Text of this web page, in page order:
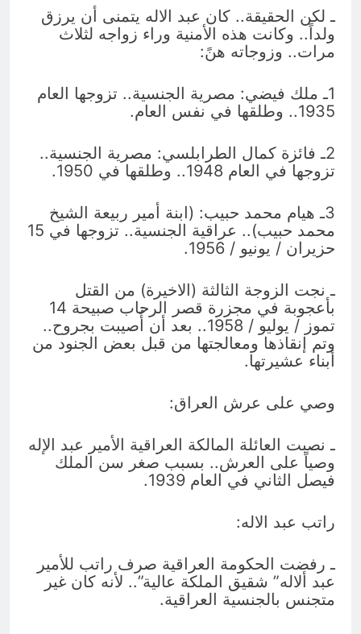
ـ لكن الحقيقة.. كان عبد الاله يتمنى أن يرزق
ولداً.. وكانت هذه الأمنية وراء زواجه لثلاث
مرات.. وزوجاته هنً:
1ـ ملك فيضي: مصرية الجنسية.. تزوجها العام
1935.. وطلقها في نفس العام.
2ـ فائزة كمال الطرابلسي: مصرية الجنسية..
تزوجها في العام 1948.. وطلقها في 1950.
3ـ هيام محمد حبيب: (ابنة أمير ربيعة الشيخ
محمد حبيب).. عراقية الجنسية.. تزوجها في 15
حزيران / يونيو / 1956.
ـ نجت الزوجة الثالثة (الاخيرة) من القتل
بأعجوبة في مجزرة قصر الرحاب صبيحة 14
تموز / يوليو / 1958.. بعد أن أُصيبت بجروح..
وتم إنقاذها ومعالجتها من قبل بعض الجنود من
أبناء عشيرتها.
وصي على عرش العراق:
ـ نصبت العائلة المالكة العراقية الأمير عبد الإله
وصياً على العرش.. بسبب صغر سن الملك
فيصل الثاني في العام 1939.
راتب عبد الاله:
ـ رفضت الحكومة العراقية صرف راتب للأمير
عبد ألاله” شقيق الملكة عالية”.. لأنه كان غير
متجنس بالجنسية العراقية.